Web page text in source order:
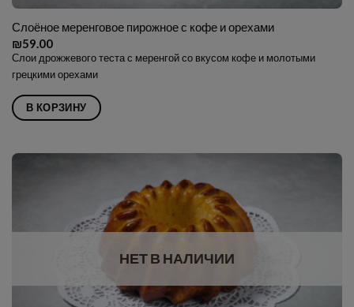
Слоёное меренговое пирожное с кофе и орехами
₪59.00
Слои дрожжевого теста с меренгой со вкусом кофе и молотыми
грецкими орехами
В КОРЗИНУ
НЕТ В НАЛИЧИИ